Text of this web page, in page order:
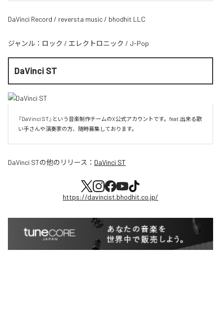
DaVinci Record / reversta music / bhodhit LLC
ジャンル： ロック / エレクトロニック / J-Pop
DaVinci ST
『DaVinci ST』という音楽制作チームのX公式アカウントです。feat.出来る歌
い手さんや演奏家の方、随時募集しております。
DaVinci STの他のリリース： DaVinci ST
https://davincist.bhodhit.co.jp/